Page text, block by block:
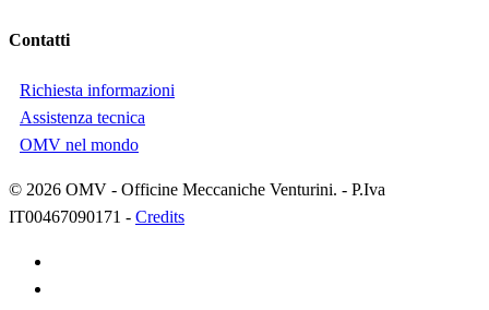
Contatti
Richiesta informazioni
Assistenza tecnica
OMV nel mondo
© 2026 OMV - Officine Meccaniche Venturini. - P.Iva
IT00467090171 - Credits